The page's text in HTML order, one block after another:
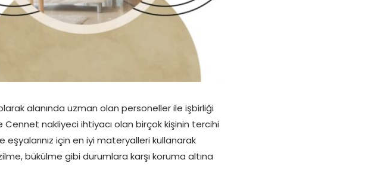
alanında uzman olan personeller ile işbirliği
Cennet nakliyeci ihtiyacı olan birçok kişinin tercihi
için en iyi materyalleri kullanarak
bükülme gibi durumlara karşı koruma altına